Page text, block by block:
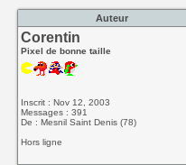
Auteur
Corentin
Pixel de bonne taille
Inscrit : Nov 12, 2003
Messages : 391
De : Mesnil Saint Denis (78)
Hors ligne